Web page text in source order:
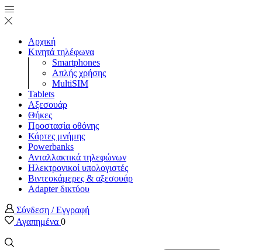
Αρχική
Κινητά τηλέφωνα
Smartphones
Απλής χρήσης
MultiSIM
Tablets
Αξεσουάρ
Θήκες
Προστασία οθόνης
Κάρτες μνήμης
Powerbanks
Ανταλλακτικά τηλεφώνων
Ηλεκτρονικοί υπολογιστές
Βιντεοκάμερες & αξεσουάρ
Adapter δικτύου
Σύνδεση / Εγγραφή
Αγαπημένα 0